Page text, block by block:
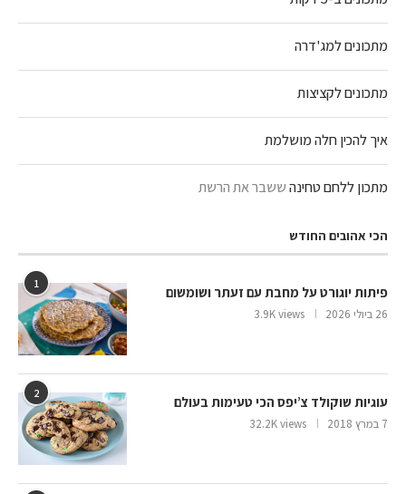
מתכונים למג'דרה
מתכונים לקציצות
איך להכין חלה מושלמת
מתכון ללחם טחינהששבר את הרשת
הכי אהובים החודש
1
פיתות יוגורט על מחבת עם זעתר ושומשום
26 ביולי 2026 3.9K views
2
עוגיות שוקולד צ’יפס הכי טעימות בעולם
7 במרץ 2018 32.2K views